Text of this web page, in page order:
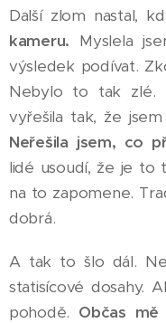
Další zlom nastal,
kameru. Myslela
výsledek podívat.
Nebylo to tak zlé.
vyřešila tak, že
Neřešila jsem, co
lidé usoudí, že je to
na to zapomene.
dobrá.
A tak to šlo dál.
statisícové dosahy.
pohodě. Občas